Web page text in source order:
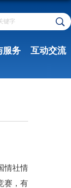
服务 互动交流
情社情
赛，有